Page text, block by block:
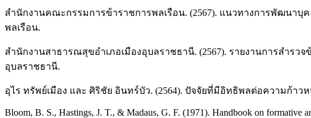
สํานักงานคณะกรรมการข้าราชการพลเรือน. (2567). แนวทางการพัฒนา
พลเรือน.
สำนักงานสาธารณสุขอำเภอเมืองอุบลราชธานี. (2567). รายงานการสำร
อุบลราชธานี.
อุไร ทรัพย์เมือง และ ศิริชัย อินทร์บัว. (2564). ปัจจัยที่มีอิทธิพลต่อความก้า
Bloom, B. S., Hastings, J. T., & Madaus, G. F. (1971). Handbook on